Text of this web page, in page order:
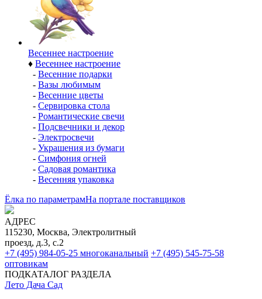
Весеннее настроение
♦ Весеннее настроение
- Весенние подарки
- Вазы любимым
- Весенние цветы
- Сервировка стола
- Романтические свечи
- Подсвечники и декор
- Электросвечи
- Украшения из бумаги
- Симфония огней
- Садовая романтика
- Весенняя упаковка
Ёлка по параметрамНа портале поставщиков
АДРЕС
115230, Москва, Электролитный
проезд, д.3, с.2
+7 (495) 984-05-25 многоканальный +7 (495) 545-75-58
оптовикам
ПОДКАТАЛОГ РАЗДЕЛА
Лето Дача Сад